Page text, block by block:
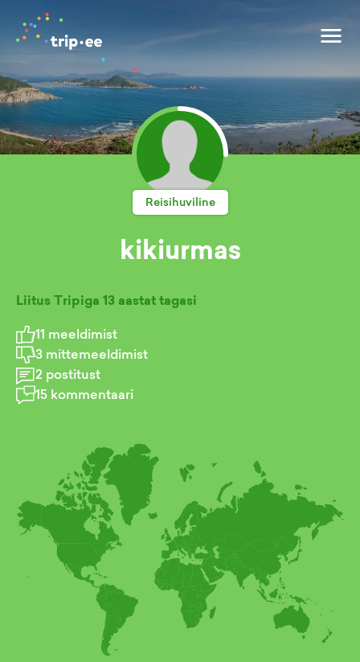
Reisihuviline
kikiurmas
Liitus Tripiga 13 aastat tagasi
11 meeldimist
3 mittemeeldimist
2 postitust
15 kommentaari